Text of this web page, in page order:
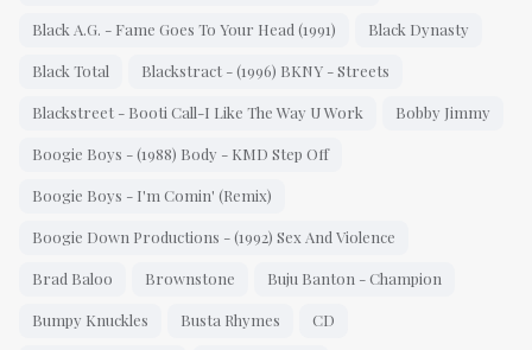
Black A.G. - Fame Goes To Your Head (1991) Black Dynasty
Black Total Blackstract - (1996) BKNY - Streets
Blackstreet - Booti Call-I Like The Way U Work Bobby Jimmy
Boogie Boys ‎- (1988) Body - KMD Step Off
Boogie Boys - I'm Comin' (Remix)
Boogie Down Productions - (1992) Sex And Violence
Brad Baloo Brownstone Buju Banton - Champion
Bumpy Knuckles Busta Rhymes CD